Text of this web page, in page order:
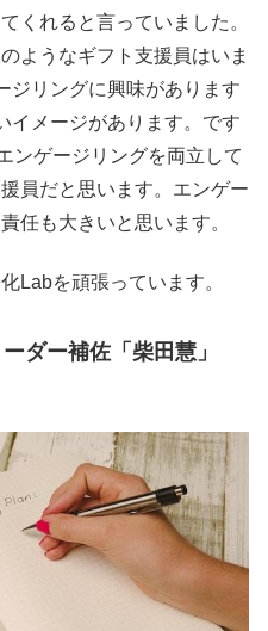
くれると言っていました。
ようなギフト支援員はいま
ジリングに興味があります
イメージがあります。です
ンゲージリングを両立して
員だと思います。エンゲー
任も大きいと思います。
Labを頑張っています。
ダー補佐「柴田慧」